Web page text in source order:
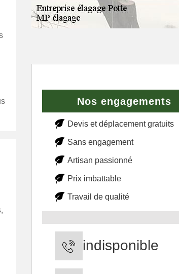
Nos engagements
Devis et déplacement gratuits
Sans engagement
Artisan passionné
Prix imbattable
Travail de qualité
indisponible